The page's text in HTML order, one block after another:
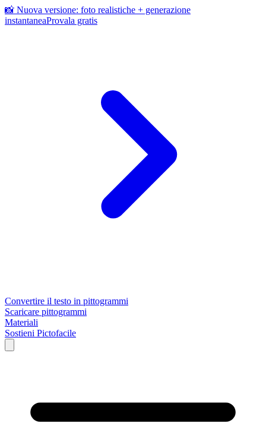
📸 Nuova versione: foto realistiche + generazione
instantaneaProvala gratis
Convertire il testo in pittogrammi
Scaricare pittogrammi
Materiali
Sostieni Pictofacile